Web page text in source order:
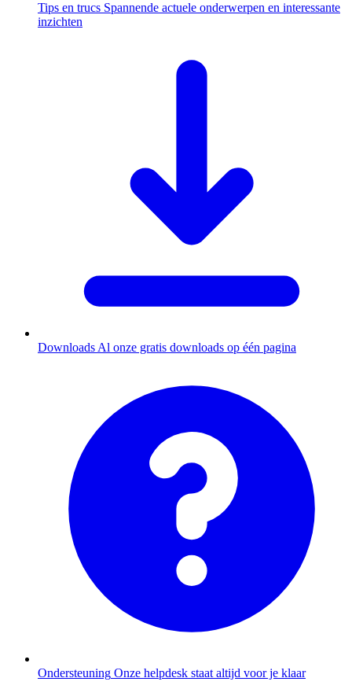
Tips en trucs Spannende actuele onderwerpen en interessante
inzichten
Downloads Al onze gratis downloads op één pagina
Ondersteuning Onze helpdesk staat altijd voor je klaar